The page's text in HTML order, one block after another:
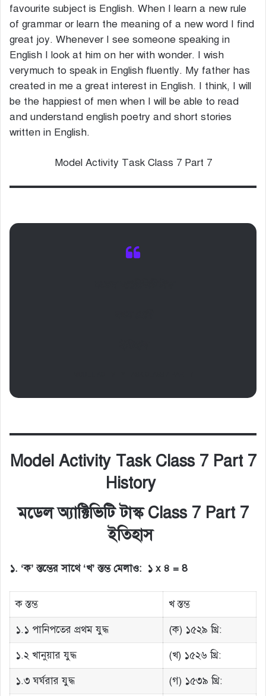
favourite subject is English. When I learn a new rule
of grammar or learn the meaning of a new word I find
great joy. Whenever I see someone speaking in
English I look at him on her with wonder. I wish
verymuch to speak in English fluently. My father has
created in me a great interest in English. I think, I will
be the happiest of men when I will be able to read
and understand english poetry and short stories
written in English.
Model Activity Task Class 7 Part 7
Model Activity Task Class 7 Part 7
History
মডেল অ্যাক্টিভিটি টাস্ক Class 7 Part 7
ইতিহাস
১. ‘ক’ স্তম্ভের সাথে ‘খ’ স্তম্ভ মেলাও: ১ x ৪ = 8
ক স্তম্ভ খ স্তম্ভ
১.১ পানিপতের প্রথম যুদ্ধ (ক) ১৫২৯ খ্রি:
১.২ খানুয়ার যুদ্ধ (খ) ১৫২৬ খ্রি:
১.৩ ঘর্ঘরার যুদ্ধ (গ) ১৫৩৯ খ্রি: